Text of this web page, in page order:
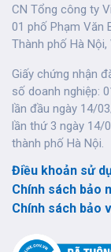
CN Tổng công ty
01 phố Phạm Văn
Thành phố Hà Nội,
Giấy chứng nhận
số doanh nghiệp:
lần đầu ngày 14/
lần thứ 3 ngày 14/
thành phố Hà Nội.
Điều khoản sử
Chính sách bảo
Chính sách bảo